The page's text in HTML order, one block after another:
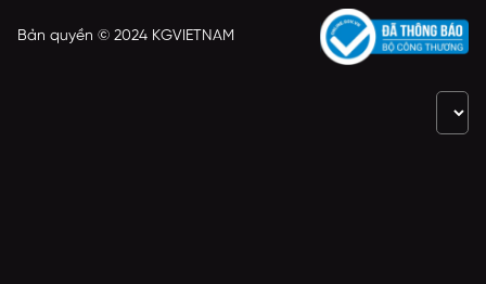
Bản quyền © 2024 KGVIETNAM